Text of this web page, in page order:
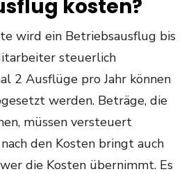
kosten?
wird ein Betriebsausflug bis
steuerlich
2 Ausflüge pro Jahr können
werden. Beträge, die
müssen versteuert
den Kosten bringt auch
die Kosten übernimmt. Es